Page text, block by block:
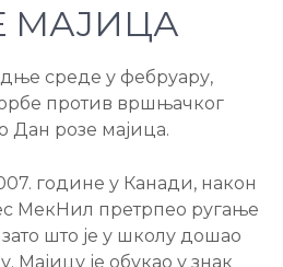
МАЈИЦА
среде у фебруару,
против вршњачког
Дан розе мајица.
године у Канади, након
МекНил претрпео ругање
што је у школу дошао
Мајицу је обукао у знак